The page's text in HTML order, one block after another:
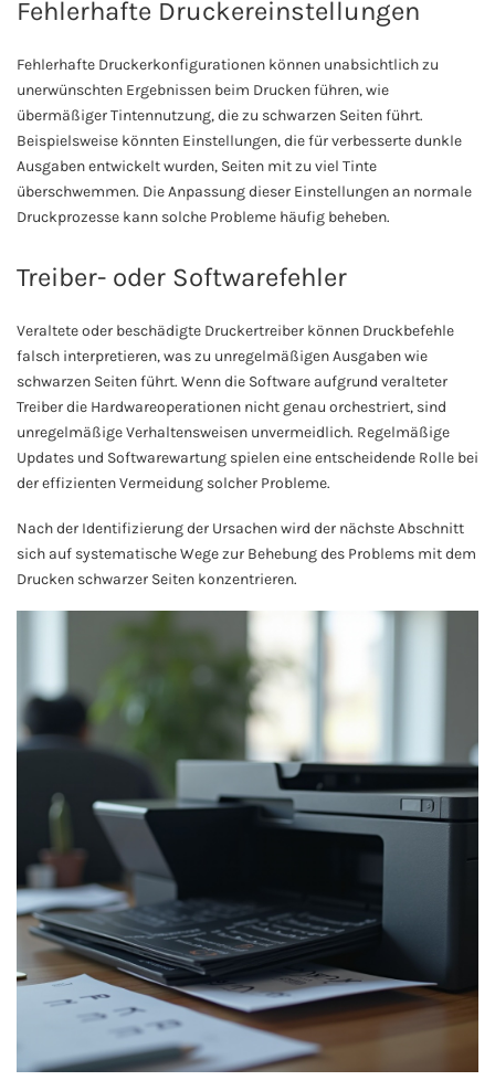
Fehlerhafte Druckereinstellungen
Fehlerhafte Druckerkonfigurationen können unabsichtlich zu
unerwünschten Ergebnissen beim Drucken führen, wie
übermäßiger Tintennutzung, die zu schwarzen Seiten führt.
Beispielsweise könnten Einstellungen, die für verbesserte dunkle
Ausgaben entwickelt wurden, Seiten mit zu viel Tinte
überschwemmen. Die Anpassung dieser Einstellungen an normale
Druckprozesse kann solche Probleme häufig beheben.
Treiber- oder Softwarefehler
Veraltete oder beschädigte Druckertreiber können Druckbefehle
falsch interpretieren, was zu unregelmäßigen Ausgaben wie
schwarzen Seiten führt. Wenn die Software aufgrund veralteter
Treiber die Hardwareoperationen nicht genau orchestriert, sind
unregelmäßige Verhaltensweisen unvermeidlich. Regelmäßige
Updates und Softwarewartung spielen eine entscheidende Rolle bei
der effizienten Vermeidung solcher Probleme.
Nach der Identifizierung der Ursachen wird der nächste Abschnitt
sich auf systematische Wege zur Behebung des Problems mit dem
Drucken schwarzer Seiten konzentrieren.